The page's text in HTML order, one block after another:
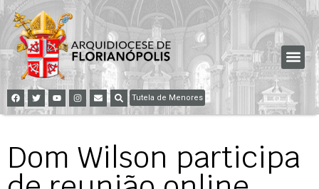
Tutela de Menores
Dom Wilson participa